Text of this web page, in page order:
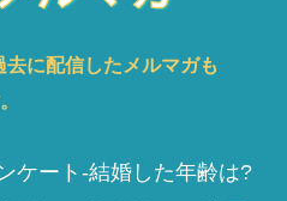
に配信したメルマガも
ケート-結婚した年齢は?